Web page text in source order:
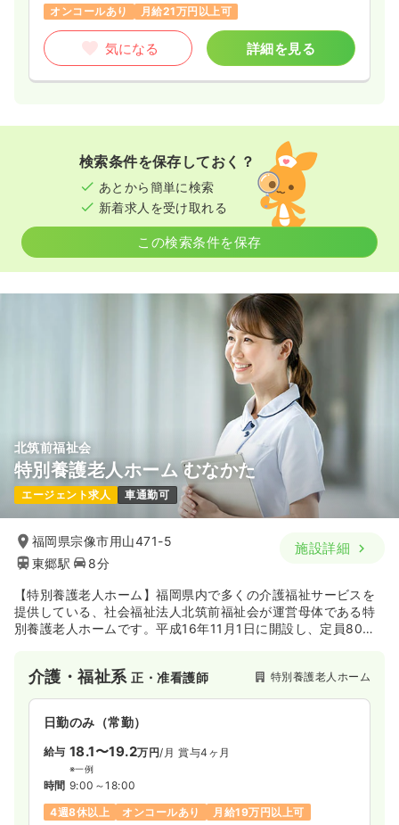
オンコールあり
月給21万円以上可
気になる 詳細を見る
検索条件を保存しておく？
あとから簡単に検索
新着求人を受け取れる
この検索条件を保存
北筑前福祉会
特別養護老人ホーム むなかた
エージェント求人 車通勤可
福岡県宗像市用山471-5
東郷駅
8分
施設詳細
【特別養護老人ホーム】福岡県内で多くの介護福祉サービスを
提供している、社会福祉法人北筑前福祉会が運営母体である特
別養護老人ホームです。平成16年11月1日に開設し、定員80名
介護・福祉系正・准看護師 特別養護老人ホーム
日勤のみ（常勤）
給与 18.1〜19.2万円/月 賞与4ヶ月
※一例
時間 9:00～18:00
4週8休以上
オンコールあり 月給19万円以上可